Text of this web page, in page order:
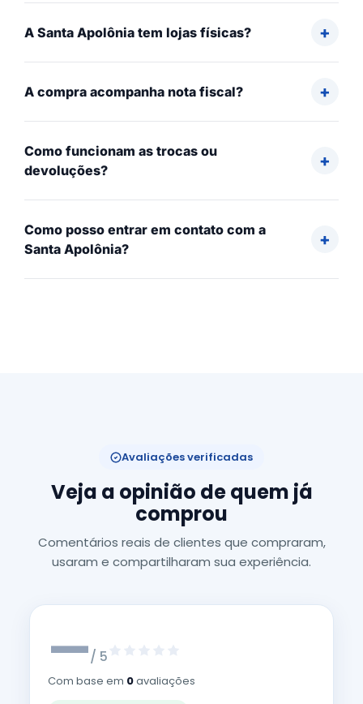
A Santa Apolônia tem lojas físicas?
A compra acompanha nota fiscal?
Como funcionam as trocas ou
devoluções?
Como posso entrar em contato com a
Santa Apolônia?
Avaliações verificadas
Veja a opinião de quem já
comprou
Comentários reais de clientes que compraram,
usaram e compartilharam sua experiência.
—/ 5
Com base em 0avaliações